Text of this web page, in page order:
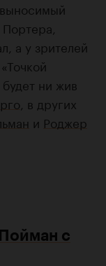
а у зрителей
ни жив
, в других
и Роджер
с